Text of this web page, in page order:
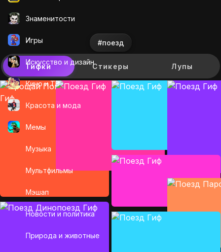
Знаменитости
Игры
Искусcтво и дизайн
Кино и ТВ
Красота и мода
Мемы
Музыка
Мультфильмы
Мэшап
Новости и политика
Природа и животные
#поезд
Гифки Стикеры Лупы